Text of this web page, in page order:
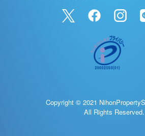
Copyright © 2021
All Rights Reserved.